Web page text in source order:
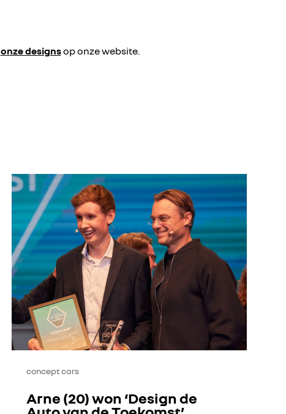
onze designsop onze website.
concept cars
Arne (20) won ‘Design de